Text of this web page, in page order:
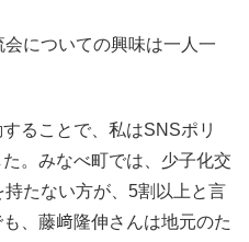
についての興味は一人一
ることで、私はSNSポリ
。みなべ町では、少子化交
たない方が、5割以上と言
、藤﨑隆伸さんは地元のた